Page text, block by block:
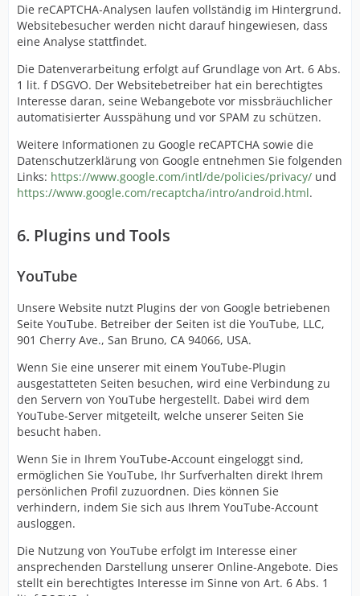
Die reCAPTCHA-Analysen laufen vollständig im Hintergrund.
Websitebesucher werden nicht darauf hingewiesen, dass
eine Analyse stattfindet.
Die Datenverarbeitung erfolgt auf Grundlage von Art. 6 Abs.
1 lit. f DSGVO. Der Websitebetreiber hat ein berechtigtes
Interesse daran, seine Webangebote vor missbräuchlicher
automatisierter Ausspähung und vor SPAM zu schützen.
Weitere Informationen zu Google reCAPTCHA sowie die
Datenschutzerklärung von Google entnehmen Sie folgenden
Links: https://www.google.com/intl/de/policies/privacy/ und
https://www.google.com/recaptcha/intro/android.html.
6. Plugins und Tools
YouTube
Unsere Website nutzt Plugins der von Google betriebenen
Seite YouTube. Betreiber der Seiten ist die YouTube, LLC,
901 Cherry Ave., San Bruno, CA 94066, USA.
Wenn Sie eine unserer mit einem YouTube-Plugin
ausgestatteten Seiten besuchen, wird eine Verbindung zu
den Servern von YouTube hergestellt. Dabei wird dem
YouTube-Server mitgeteilt, welche unserer Seiten Sie
besucht haben.
Wenn Sie in Ihrem YouTube-Account eingeloggt sind,
ermöglichen Sie YouTube, Ihr Surfverhalten direkt Ihrem
persönlichen Profil zuzuordnen. Dies können Sie
verhindern, indem Sie sich aus Ihrem YouTube-Account
ausloggen.
Die Nutzung von YouTube erfolgt im Interesse einer
ansprechenden Darstellung unserer Online-Angebote. Dies
stellt ein berechtigtes Interesse im Sinne von Art. 6 Abs. 1